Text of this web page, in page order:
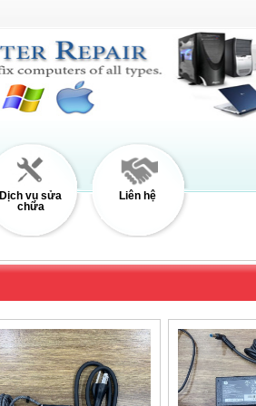
Dịch vụ sửa
chữa
Liên hệ